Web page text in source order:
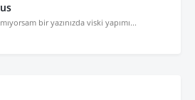
bir yazınızda viski yapımı...